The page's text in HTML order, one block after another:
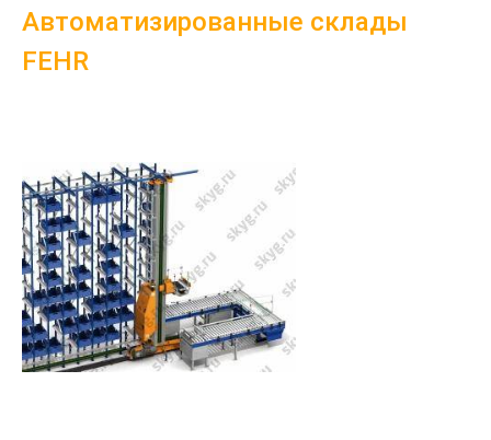
Автоматизированные склады
FEHR